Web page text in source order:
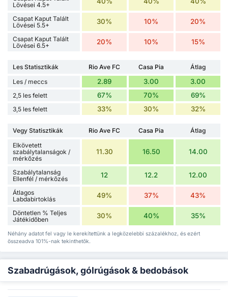
Lövései 4.5+
Csapat Kaput Talált
Lövései 5.5+
30% 10% 20%
Csapat Kaput Talált
Lövései 6.5+
20% 10% 15%
Les Statisztikák Rio Ave FC Casa Pia
Átlag
Les / meccs
2.89 3.00 3.00
2,5 les felett 67% 70% 69%
3,5 les felett 33% 30% 32%
Vegy Statisztikák Rio Ave FC Casa Pia
Átlag
Elkövetett
szabálytalanságok /
mérkőzés
11.30 16.50 14.00
Szabálytalanság
Ellenfél / mérkőzés
12 12.2 12.00
Átlagos
Labdabirtoklás
49% 37% 43%
Döntetlen % Teljes
Játékidőben
30% 40% 35%
Néhány adatot fel vagy le kerekítettünk a legközelebbi százalékhoz, és ezért
összeadva 101%-nak tekinthetők.
Szabadrúgások, gólrúgások & bedobások